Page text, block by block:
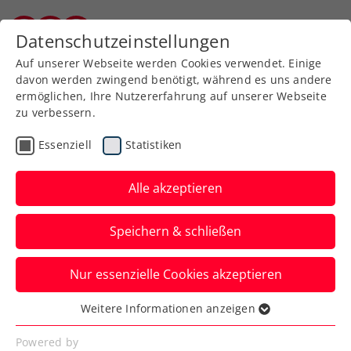
Zurück zur Newsübersicht
Turniere
Österreichische
Seniorenmeisterschaften:
Erste Entscheidungen
Das wichtigste nationale Turnier des
Jahres für alle Senior:innen ist in Wien in
vollem Gang.
Verfasst von: Manuel Wachta, 30.07.2024
Datenschutzeinstellungen
Auf unserer Webseite werden Cookies verwendet. Einige
davon werden zwingend benötigt, während es uns andere
ermöglichen, Ihre Nutzererfahrung auf unserer Webseite
zu verbessern.
Essenziell Statistiken
Alle akzeptieren
Speichern & schließen
Nur essenzielle Cookies akzeptieren
Essenziell
Essenzielle Cookies werden für grundlegende
Weitere Informationen anzeigen
Powered by